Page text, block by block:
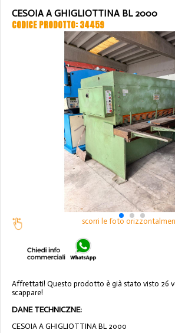
CESOIA A GHIGLIOTTINA BL 2000
CODICE PRODOTTO: 34459
scorri le foto
Affrettati! Questo prodotto è già stato visto 26
scappare!
DANE TECHNICZNE:
CESOIA A GHIGLIOTTINA BL 2000